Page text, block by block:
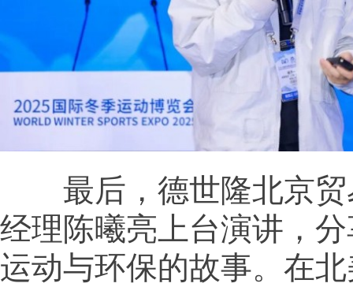
最后，德世隆北京贸
经理陈曦亮上台演讲，分
运动与环保的故事。在